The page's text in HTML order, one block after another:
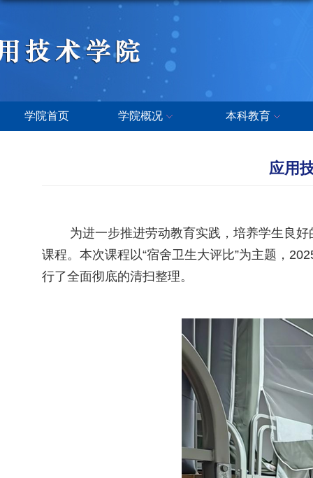
学院首页 学院概况 本科教育
应用
为进一步推进劳动教育实践，培养学生良好
课程。本次课程以“宿舍卫生大评比”为主题，
行了全面彻底的清扫整理。